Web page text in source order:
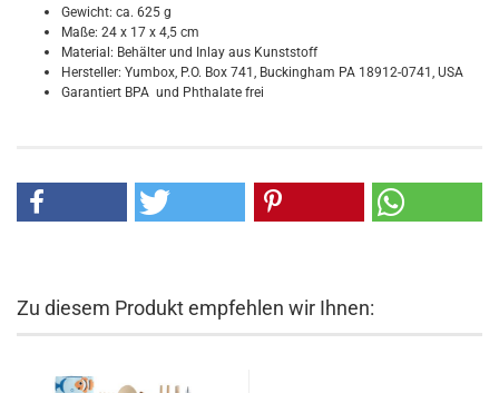
Gewicht: ca. 625 g
Maße: 24 x 17 x 4,5 cm
Material: Behälter und Inlay aus Kunststoff
Hersteller: Yumbox, P.O. Box 741, Buckingham PA 18912-0741, USA
Garantiert BPA und Phthalate frei
Zu diesem Produkt empfehlen wir Ihnen: